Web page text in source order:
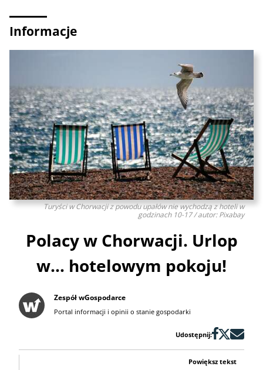
Informacje
Turyści w Chorwacji z powodu upałów nie wychodzą z hoteli w
godzinach 10-17 / autor: Pixabay
Polacy w Chorwacji. Urlop
w... hotelowym pokoju!
Zespół wGospodarce
Portal informacji i opinii o stanie gospodarki
Udostępnij:
Powiększ tekst